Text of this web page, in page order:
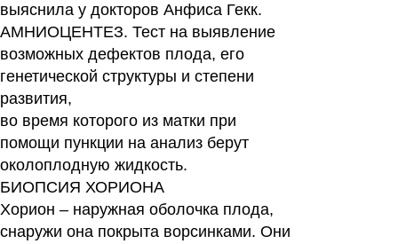
выяснила у докторов Анфиса Гекк.
АМНИОЦЕНТЕЗ. Тест на выявление
возможных дефектов плода, его
генетической структуры и степени
развития,
во время которого из матки при
помощи пункции на анализ берут
околоплодную жидкость.
БИОПСИЯ ХОРИОНА
Хорион – наружная оболочка плода,
снаружи она покрыта ворсинками. Они